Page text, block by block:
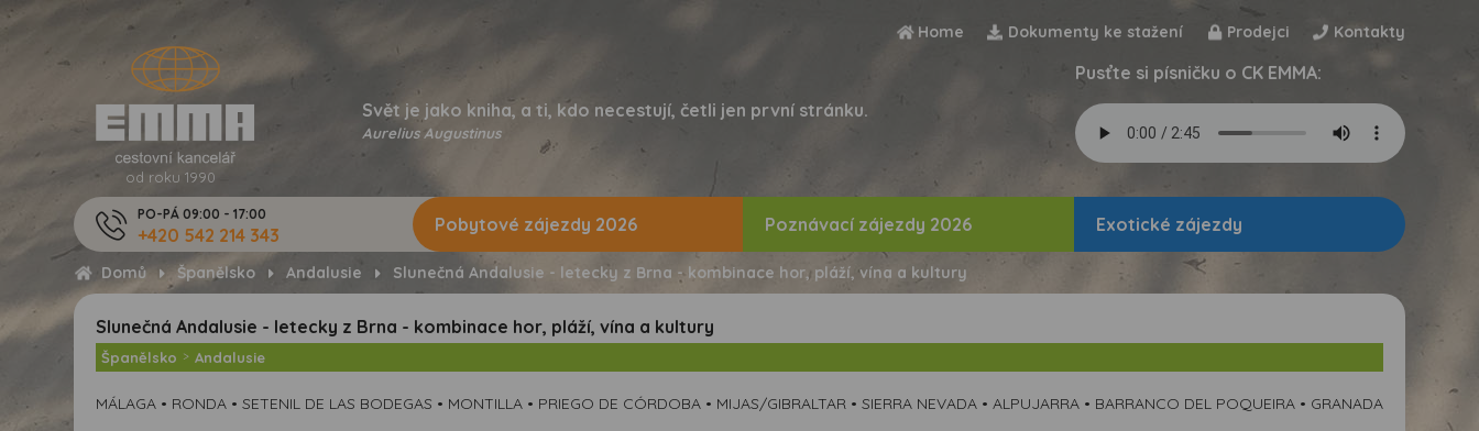
Home Dokumenty ke stažení Prodejci Kontakty
od roku 1990
Svět je jako kniha, a ti, kdo necestují, četli jen první stránku.
Aurelius Augustinus
Pusťte si písničku o CK EMMA:
PO-PÁ 09:00 - 17:00
+420 542 214 343
Domů Španělsko Andalusie Slunečná Andalusie - letecky z Brna - kombinace hor, pláží, vína a kultury
Pobytové zájezdy 2026 Poznávací zájezdy 2026 Exotické zájezdy
Slunečná Andalusie - letecky z Brna - kombinace hor, pláží, vína a kultury
Španělsko > Andalusie
MÁLAGA • RONDA • SETENIL DE LAS BODEGAS • MONTILLA • PRIEGO DE CÓRDOBA • MIJAS/GIBRALTAR • SIERRA NEVADA • ALPUJARRA • BARRANCO DEL POQUEIRA • GRANADA